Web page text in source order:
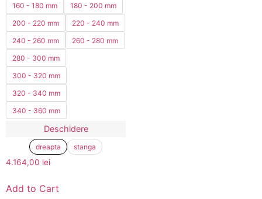
160 - 180 mm
180 - 200 mm
200 - 220 mm
220 - 240 mm
240 - 260 mm
260 - 280 mm
280 - 300 mm
300 - 320 mm
320 - 340 mm
340 - 360 mm
Deschidere
dreapta stanga
4.164,00 lei
Add to Cart